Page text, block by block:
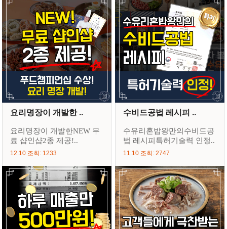
요리명장이 개발한 ..
요리명장이 개발한NEW 무
료 샵인샵2종 제공!..
12.10 조회: 1233
수비드공법 레시피 ..
수유리혼밥왕만의수비드공
법 레시피특허기술력 인정..
11.10 조회: 2747